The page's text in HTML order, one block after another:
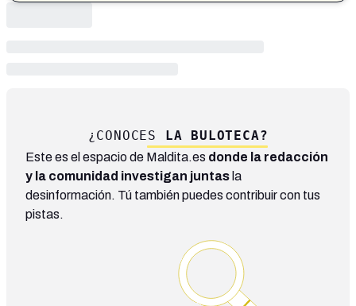
¿CONOCES LA BULOTECA?
Este es el espacio de Maldita.es donde la redacción
y la comunidad investigan juntas la
desinformación. Tú también puedes contribuir con tus
pistas.